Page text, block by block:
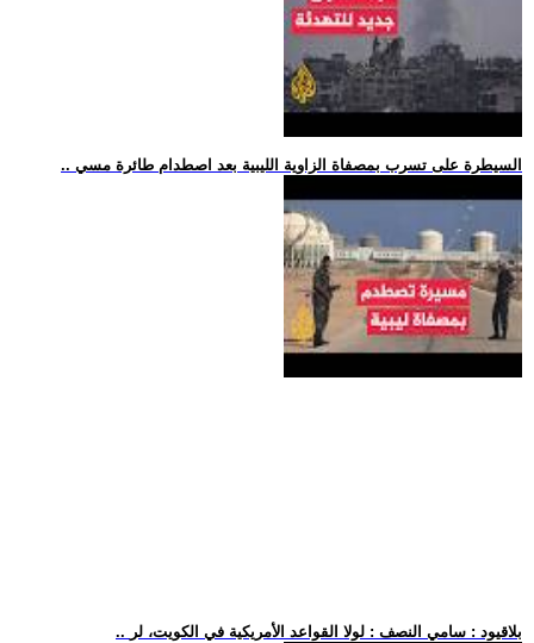
.. السيطرة على تسرب بمصفاة الزاوية الليبية بعد اصطدام طائرة مسي
.. بلاقيود : سامي النصف : لولا القواعد الأمريكية في الكويت، لر